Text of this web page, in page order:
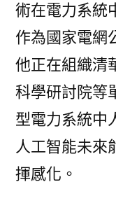
術在電力系統
作為國家電網
他正在組織清
科學研討院等
型電力系統中
人工智能未來
揮感化。